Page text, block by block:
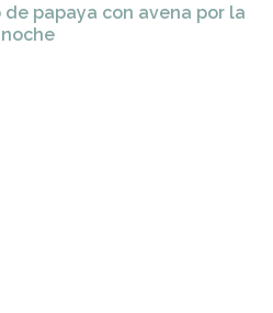
papaya con avena por la
noche